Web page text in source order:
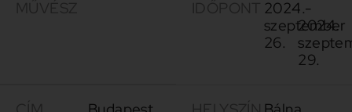
2024.
szeptember
26.
-
2024.
29.